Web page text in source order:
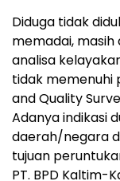
Diduga tidak
memadai,
analisa
tidak memenuhi
and Quality
Adanya indikasi
daerah/negara
tujuan
PT. BPD